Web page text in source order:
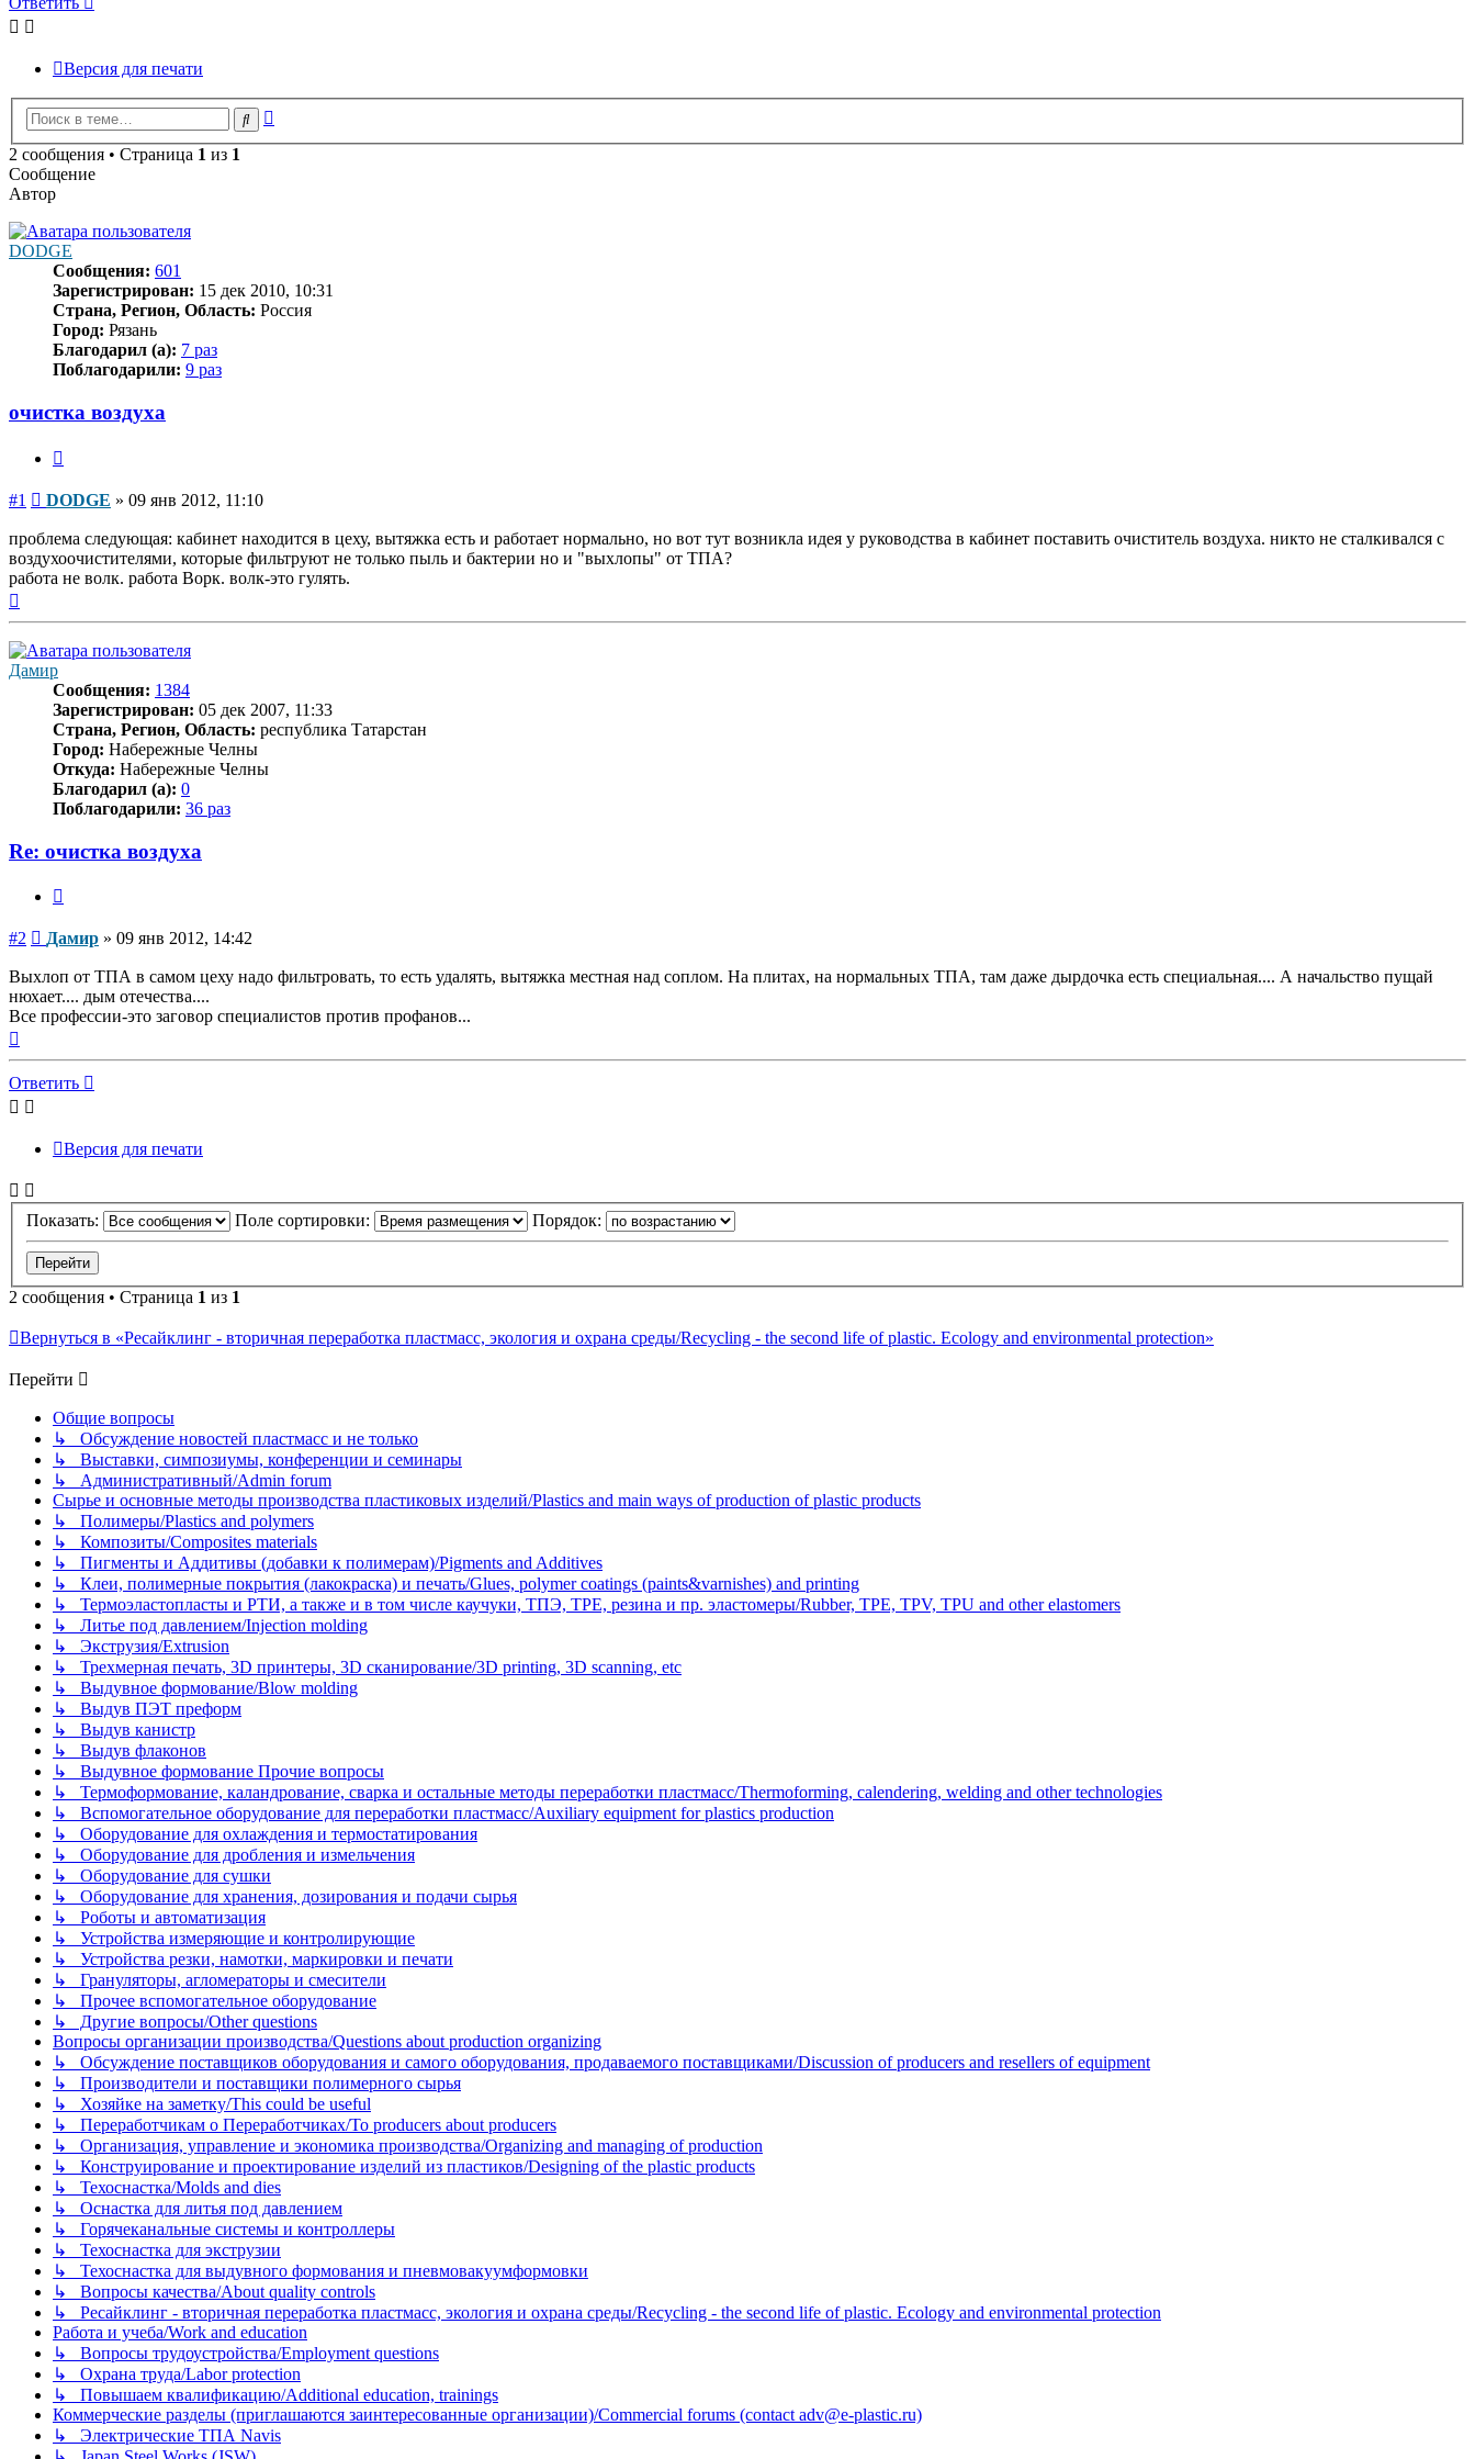
Версия для печати
Поиск
2 сообщения • Страница 1 из 1
Сообщение
Автор
DODGE
Сообщения: 601
Зарегистрирован: 15 дек 2010, 10:31
Страна, Регион, Область: Россия
Город: Рязань
Благодарил (а): 7 раз
Поблагодарили: 9 раз
очистка воздуха
#1 Сообщение
DODGE » 09 янв 2012, 11:10
проблема следующая: кабинет находится в цеху, вытяжка есть и работает нормально, но вот тут возникла идея у руководства в кабинет поставить очиститель воздуха. никто не сталкивался с
воздухоочистителями, которые фильтруют не только пыль и бактерии но и "выхлопы" от ТПА?
работа не волк. работа Ворк. волк-это гулять.
Дамир
Сообщения: 1384
Зарегистрирован: 05 дек 2007, 11:33
Страна, Регион, Область: республика Татарстан
Город: Набережные Челны
Откуда: Набережные Челны
Благодарил (а): 0
Поблагодарили: 36 раз
Re: очистка воздуха
#2 Сообщение
Дамир » 09 янв 2012, 14:42
Выхлоп от ТПА в самом цеху надо фильтровать, то есть удалять, вытяжка местная над соплом. На плитах, на нормальных ТПА, там даже дырдочка есть специальная.... А начальство пущай
нюхает.... дым отечества....
Все профессии-это заговор специалистов против профанов...
началу
Ответить
Версия для печати
Показать: Поле сортировки: Порядок:
2 сообщения • Страница 1 из 1
Вернуться в «Ресайклинг - вторичная переработка пластмасс, экология и охрана среды/Recycling - the second life of plastic. Ecology and environmental protection»
Перейти
Общие вопросы
↳ Обсуждение новостей пластмасс и не только
↳ Выставки, симпозиумы, конференции и семинары
↳ Административный/Admin forum
Сырье и основные методы производства пластиковых изделий/Plastics and main ways of production of plastic products
↳ Полимеры/Plastics and polymers
↳ Композиты/Сomposites materials
↳ Пигменты и Аддитивы (добавки к полимерам)/Pigments and Additives
↳ Клеи, полимерные покрытия (лакокраска) и печать/Glues, polymer coatings (paints&varnishes) and printing
↳ Термоэластопласты и РТИ, а также и в том числе каучуки, ТПЭ, TPE, резина и пр. эластомеры/Rubber, TPE, TPV, TPU and other elastomers
↳ Литье под давлением/Injection molding
↳ Экструзия/Extrusion
↳ Трехмерная печать, 3D принтеры, 3D сканирование/3D printing, 3D scanning, etc
↳ Выдувное формование/Blow molding
↳ Выдув ПЭТ преформ
↳ Выдув канистр
↳ Выдув флаконов
↳ Выдувное формование Прочие вопросы
↳ Термоформование, каландрование, сварка и остальные методы переработки пластмасс/Thermoforming, calendering, welding and other technologies
↳ Вспомогательное оборудование для переработки пластмасс/Auxiliary equipment for plastics production
↳ Оборудование для охлаждения и термостатирования
↳ Оборудование для дробления и измельчения
↳ Оборудование для сушки
↳ Оборудование для хранения, дозирования и подачи сырья
↳ Роботы и автоматизация
↳ Устройства измеряющие и контролирующие
↳ Устройства резки, намотки, маркировки и печати
↳ Грануляторы, агломераторы и смесители
↳ Прочее вспомогательное оборудование
↳ Другие вопросы/Other questions
Вопросы организации производства/Questions about production organizing
↳ Обсуждение поставщиков оборудования и самого оборудования, продаваемого поставщиками/Discussion of producers and resellers of equipment
↳ Производители и поставщики полимерного сырья
↳ Хозяйке на заметку/This could be useful
↳ Переработчикам о Переработчиках/To producers about producers
↳ Организация, управление и экономика производства/Organizing and managing of production
↳ Конструирование и проектирование изделий из пластиков/Designing of the plastic products
↳ Техоснастка/Molds and dies
↳ Оснастка для литья под давлением
↳ Горячеканальные системы и контроллеры
↳ Техоснастка для экструзии
↳ Техоснастка для выдувного формования и пневмовакуумформовки
↳ Вопросы качества/About quality controls
↳ Ресайклинг - вторичная переработка пластмасс, экология и охрана среды/Recycling - the second life of plastic. Ecology and environmental protection
Работа и учеба/Work and education
↳ Вопросы трудоустройства/Employment questions
↳ Охрана труда/Labor protection
↳ Повышаем квалификацию/Additional education, trainings
Коммерческие разделы (приглашаются заинтересованные организации)/Commercial forums (contact adv@e-plastic.ru)
↳ Электрические ТПА Navis